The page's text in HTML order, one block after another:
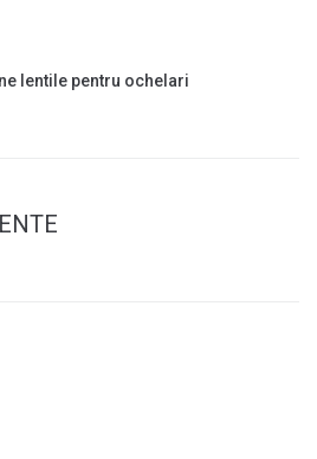
lentile pentru ochelari